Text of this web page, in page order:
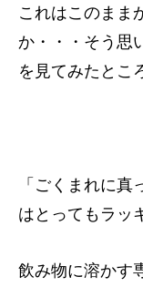
これはこのまま
か・・・そう思
を見てみたとこ
「ごくまれに
はとってもラッ
飲み物に溶かす